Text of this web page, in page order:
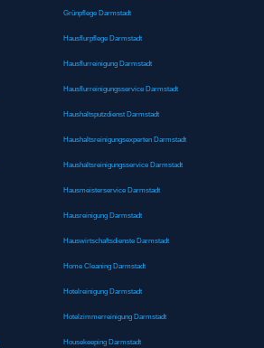
Grünpflege Darmstadt
Hausflurpflege Darmstadt
Hausflurreinigung Darmstadt
Hausflurreinigungsservice Darmstadt
Haushaltsputzdienst Darmstadt
Haushaltsreinigungsexperten Darmstadt
Haushaltsreinigungsservice Darmstadt
Hausmeisterservice Darmstadt
Hausreinigung Darmstadt
Hauswirtschaftsdienste Darmstadt
Home Cleaning Darmstadt
Hotelreinigung Darmstadt
Hotelzimmerreinigung Darmstadt
Housekeeping Darmstadt